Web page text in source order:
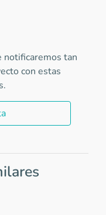
notificaremos tan
con estas